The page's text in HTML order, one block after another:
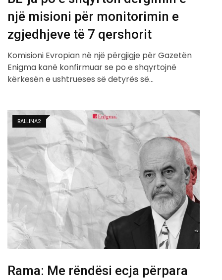
një misioni për monitorimin e
zgjedhjeve të 7 qershorit
Komisioni Evropian në një përgjigje për Gazetën
Enigma kanë konfirmuar se po e shqyrtojnë
kërkesën e ushtrueses së detyrës së…
BALLINA2
Rama: Me rëndësi ecja përpara